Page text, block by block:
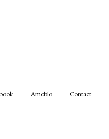
Ameblo Contact